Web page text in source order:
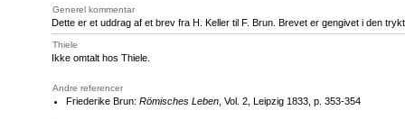
Generel kommentar
Dette er et uddrag af et brev fra H. Keller til F. Brun. Brevet er gengivet i den
Thiele
Ikke omtalt hos Thiele.
Andre referencer
Friederike Brun: Römisches Leben , Vol. 2, Leipzig 1833, p. 353-354